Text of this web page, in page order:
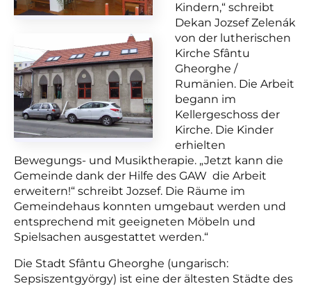
Kindern,“ schreibt
Dekan Jozsef Zelenák
von der lutherischen
Kirche Sfântu
Gheorghe /
Rumänien. Die Arbeit
begann im
Kellergeschoss der
Kirche. Die Kinder
erhielten
Bewegungs- und Musiktherapie. „Jetzt kann die
Gemeinde dank der Hilfe des GAW die Arbeit
erweitern!“ schreibt Jozsef. Die Räume im
Gemeindehaus konnten umgebaut werden und
entsprechend mit geeigneten Möbeln und
Spielsachen ausgestattet werden.“
Die Stadt Sfântu Gheorghe (ungarisch:
Sepsiszentgyörgy) ist eine der ältesten Städte des